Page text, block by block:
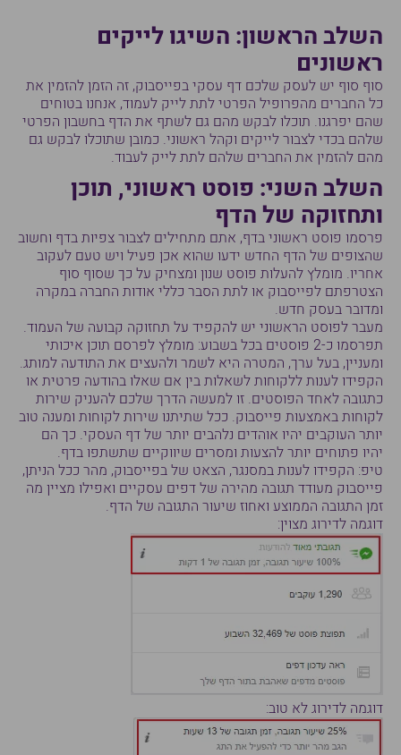
השלב הראשון: השיגו לייקים
ראשונים
סוף סוף יש לעסק שלכם דף עסקי בפייסבוק, זה הזמן להזמין את
כל החברים מהפרופיל הפרטי לתת לייק לעמוד, אנחנו בטוחים
שהם יפרגנו. תוכלו לבקש מהם גם לשתף את הדף בחשבון הפרטי
שלהם בכדי לצבור לייקים וקהל ראשוני. כמובן שתוכלו לבקש גם
מהם להזמין את החברים שלהם לתת לייק לעבוד.
השלב השני: פוסט ראשוני, תוכן
ותחזוקה של הדף
פרסמו פוסט ראשוני בדף, אתם מתחילים לצבור צפיות בדף וחשוב
שהצופים של הדף החדש ידעו שהוא אכן פעיל ויש טעם לעקוב
אחריו. מומלץ להעלות פוסט שנון ומצחיק על כך שסוף סוף
הצטרפתם לפייסבוק או לתת הסבר כללי אודות החברה במקרה
ומדובר בעסק חדש.
מעבר לפוסט הראשוני יש להקפיד על תחזוקה קבועה של העמוד.
תפרסמו כ-2 פוסטים בכל בשבוע: מומלץ לפרסם תוכן איכותי
ומעניין, בעל ערך, המטרה היא לשמר ולהעצים את התודעה למותג.
הקפידו לענות ללקוחות לשאלות בין אם שאלו בהודעה פרטית או
כתגובה לאחד הפוסטים. זו למעשה הדרך שלכם להעניק שירות
לקוחות באמצעות פייסבוק. ככל שתיתנו שירות לקוחות ומענה טוב
יותר העוקבים יהיו אוהדים נלהבים יותר של דף העסקי. כך הם
יהיו פתוחים יותר להצעות ומסרים שיווקיים שתשתפו בדף.
טיפ: הקפידו לענות במסנגר, הצאט של בפייסבוק, מהר ככל הניתן,
פייסבוק מעודד תגובה מהירה של דפים עסקיים ואפילו מציין מה
זמן התגובה הממוצע ואחוז שיעור התגובה של הדף.
דוגמה לדירוג מצוין:
דוגמה לדירוג לא טוב: